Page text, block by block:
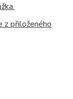
z přiloženého